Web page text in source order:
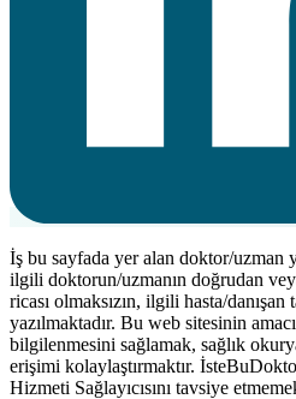
İş bu sayfada yer alan doktor/uzman
ilgili doktorun/uzmanın doğrudan
ricası olmaksızın, ilgili hasta/danışan
yazılmaktadır. Bu web sitesinin
bilgilenmesini sağlamak, sağlık
erişimi kolaylaştırmaktır.
Hizmeti Sağlayıcısını tavsiye